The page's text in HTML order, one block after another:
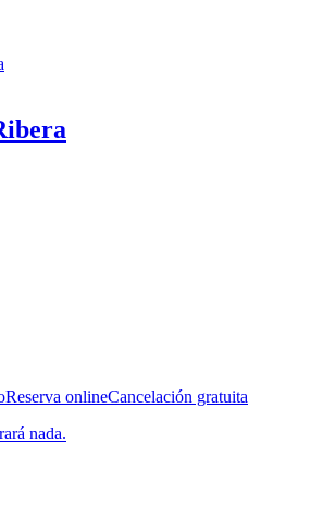
Reserva onlineCancelación gratuita
nada.